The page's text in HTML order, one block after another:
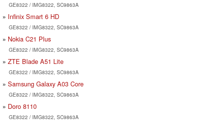
GE8322 / IMG8322, SC9863A
Infinix Smart 6 HD
GE8322 / IMG8322, SC9863A
Nokia C21 Plus
GE8322 / IMG8322, SC9863A
ZTE Blade A51 Lite
GE8322 / IMG8322, SC9863A
Samsung Galaxy A03 Core
GE8322 / IMG8322, SC9863A
Doro 8110
GE8322 / IMG8322, SC9863A